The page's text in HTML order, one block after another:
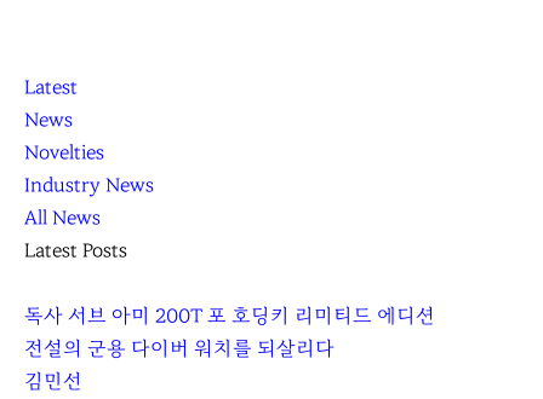
K
L
O
C
C
A
닫
기
K
L
O
C
C
A
Latest
News
Novelties
Industry News
All News
Latest Posts
독사 서브 아미 200T 포 호딩키 리미티드 에디션
전설의 군용 다이버 워치를 되살리다
김민선